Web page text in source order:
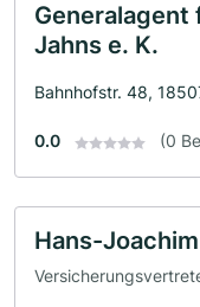
Jahns e. K.
Bahnhofstr. 48,
0.0 (0
Hans-